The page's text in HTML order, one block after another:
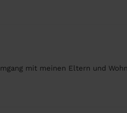
mit meinen Eltern und